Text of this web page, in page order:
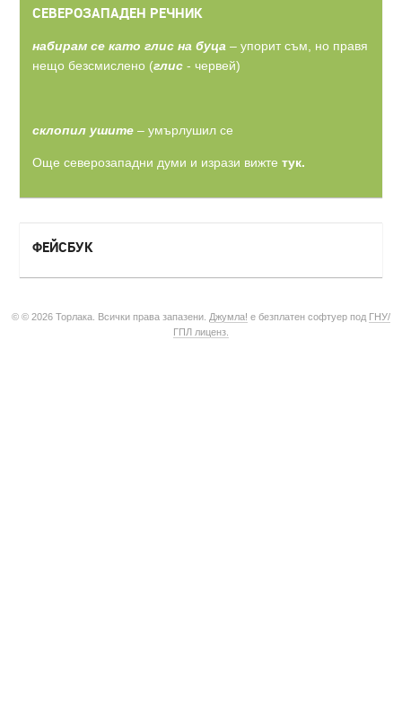
СЕВЕРОЗАПАДЕН РЕЧНИК
набирам се като глис на буца – упорит съм, но правя
нещо безсмислено (глис - червей)
склопил ушите – умърлушил се
Още северозападни думи и изрази вижте тук.
ФЕЙСБУК
© © 2026 Торлака. Всички права запазени. Джумла! е безплатен софтуер под ГНУ/
ГПЛ лиценз.